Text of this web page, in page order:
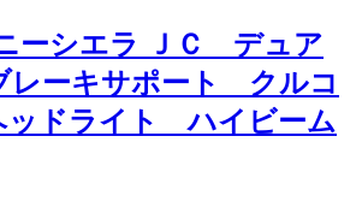
ーシエラ ＪＣ デュア
レーキサポート クルコ
ドライト ハイビーム